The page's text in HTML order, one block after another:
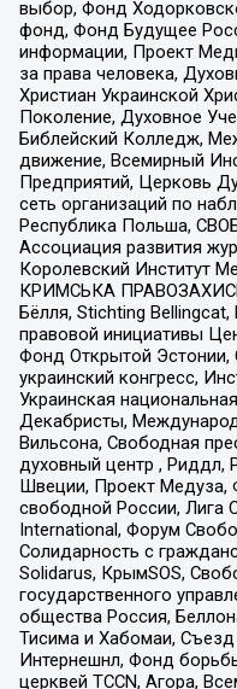
выбор, Фонд
фонд, Фонд Будущее
информации, Проект
за права человека,
Христиан Украинской
Поколение, Духовное
Библейский Колледж,
движение, Всемирный
Предприятий, Церковь
сеть организаций по
Республика Польша,
Ассоциация развития
Королевский Институт
КРИМСЬКА
Бёлля, Stichting Bellingcat,
правовой инициативы
Фонд Открытой Эстонии,
украинский конгресс,
Украинская
Декабристы,
Вильсона, Свободная
духовный центр , Риддл,
Швеции, Проект Медуза,
свободной России, Лига
International, Форум
Солидарность с
Solidarus, КрымSOS,
государственного
общества Россия,
Тисима и Хабомаи,
Интернешнл, Фонд
церквей TCCN, Агора,